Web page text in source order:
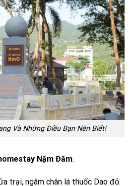
Và Những Điều Bạn Nên Biết!
Nặm Đăm.
trại, ngâm chân lá thuốc Dao đỏ.